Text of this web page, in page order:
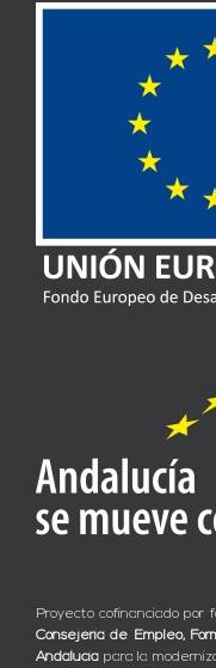
Proyecto cofinanciado por
Consejería de Empleo,
Andalucía para la